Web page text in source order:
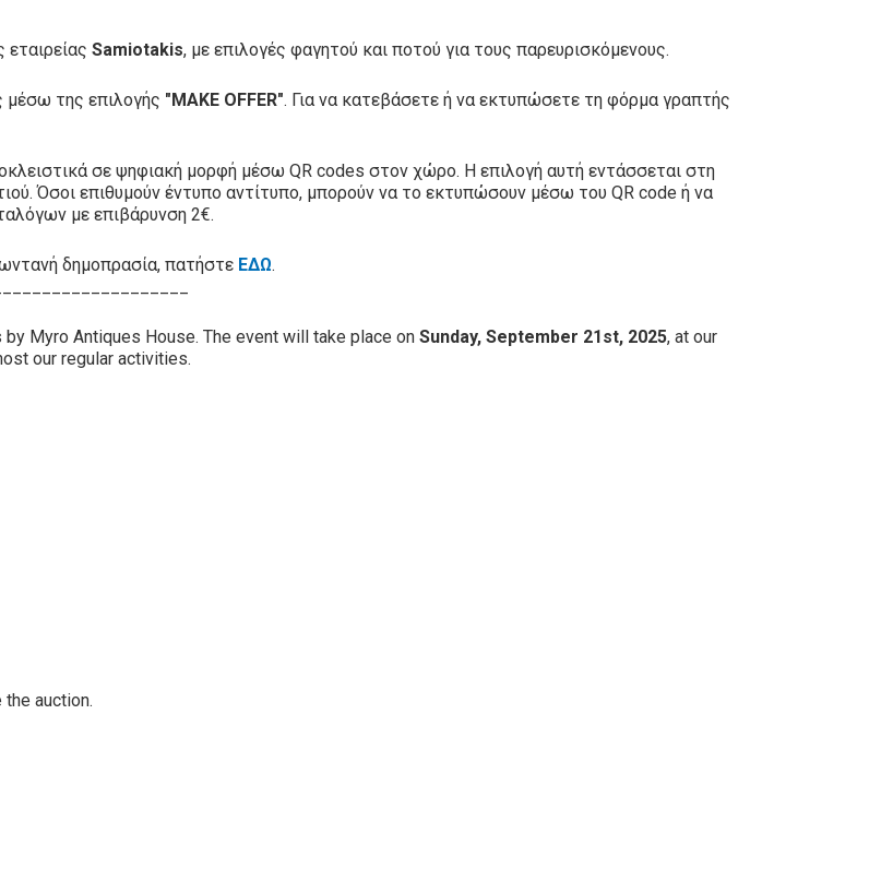
Samiotakis, με επιλογές φαγητού και ποτού για τους παρευρισκόμενους.
μέσω της επιλογής "MAKE OFFER". Για να κατεβάσετε ή να εκτυπώσετε τη φόρμα γραπτής
σε ψηφιακή μορφή μέσω QR codes στον χώρο. Η επιλογή αυτή εντάσσεται στη
Όσοι επιθυμούν έντυπο αντίτυπο, μπορούν να το εκτυπώσουν μέσω του QR code ή να
με επιβάρυνση 2€.
δημοπρασία, πατήστε ΕΔΩ.
Myro Antiques House. The event will take place on Sunday, September 21st, 2025, at our
our regular activities.
auction.